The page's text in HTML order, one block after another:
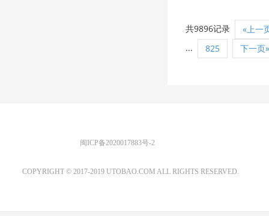
共9896记录
«上一
...
825 下一页»
闽ICP备2020017883号-2
COPYRIGHT © 2017-2019 UTOBAO.COM ALL RIGHTS RESERVED.